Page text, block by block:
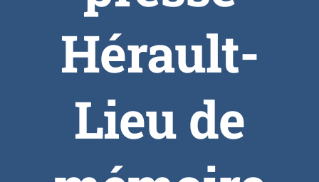
Hérault-
Lieu de